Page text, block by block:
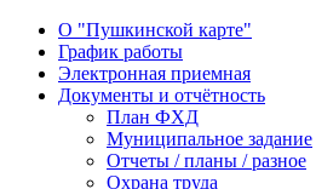
О "Пушкинской карте"
График работы
Электронная приемная
Документы и отчётность
План ФХД
Муниципальное задание
Отчеты / планы / разное
Охрана труда